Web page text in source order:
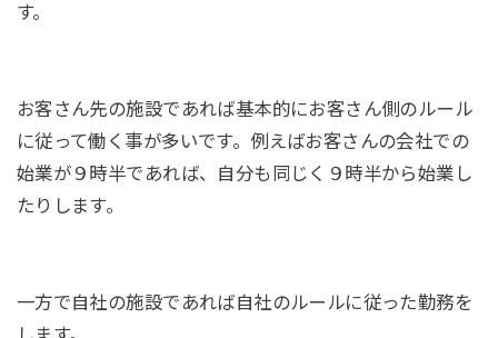
す。
お客さん先の施設であれば基本的にお客さん側のルール
に従って働く事が多いです。例えばお客さんの会社での
始業が９時半であれば、自分も同じく９時半から始業し
たりします。
一方で自社の施設であれば自社のルールに従った勤務を